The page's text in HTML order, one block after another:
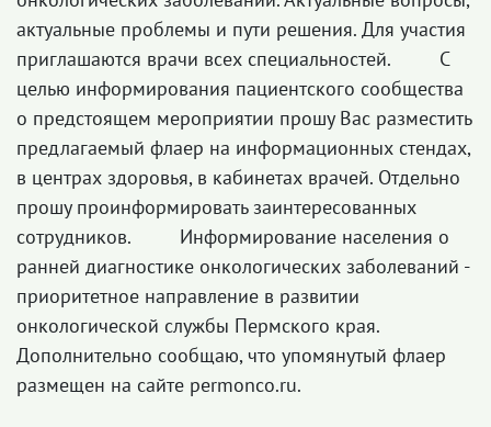
актуальные проблемы и пути решения. Для участия
приглашаются врачи всех специальностей. С
целью информирования пациентского сообщества
о предстоящем мероприятии прошу Вас разместить
предлагаемый флаер на информационных стендах,
в центрах здоровья, в кабинетах врачей. Отдельно
прошу проинформировать заинтересованных
сотрудников. Информирование населения о
ранней диагностике онкологических заболеваний -
приоритетное направление в развитии
онкологической службы Пермского края.
Дополнительно сообщаю, что упомянутый флаер
размещен на сайте permonco.ru.